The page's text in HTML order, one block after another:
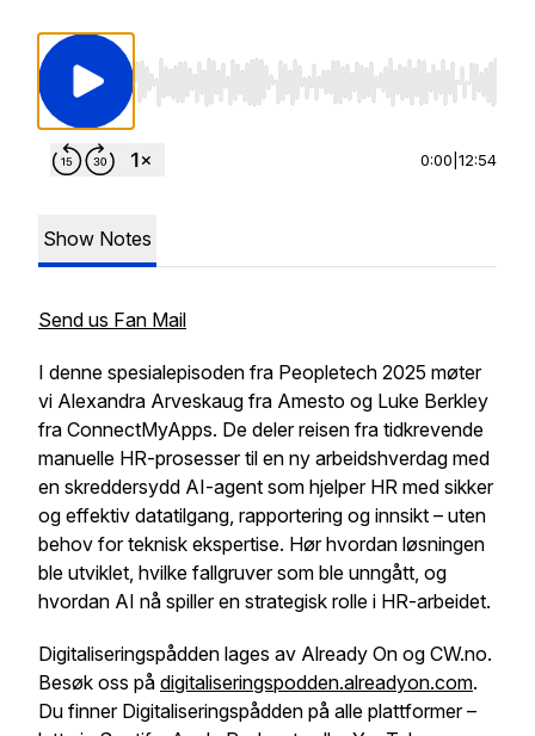
Use Left/Right to seek, Home/End to jump
0:00 12:54
Show Notes
Send us Fan Mail
I denne spesialepisoden fra Peopletech 2025 møter
vi Alexandra Arveskaug fra Amesto og Luke Berkley
fra ConnectMyApps. De deler reisen fra tidkrevende
manuelle HR-prosesser til en ny arbeidshverdag med
en skreddersydd AI-agent som hjelper HR med sikker
og effektiv datatilgang, rapportering og innsikt – uten
behov for teknisk ekspertise. Hør hvordan løsningen
ble utviklet, hvilke fallgruver som ble unngått, og
hvordan AI nå spiller en strategisk rolle i HR-arbeidet.
Digitaliseringspådden lages av Already On og CW.no.
Besøk oss på digitaliseringspodden.alreadyon.com.
Du finner Digitaliseringspådden på alle plattformer –